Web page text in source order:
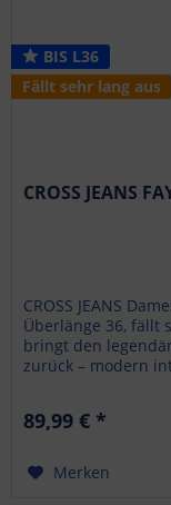
BIS L36
Fällt sehr lang aus
CROSS JEANS
CROSS JEANS
Überlänge 36, fällt
bringt den
zurück – modern
89,99 € *
Merken